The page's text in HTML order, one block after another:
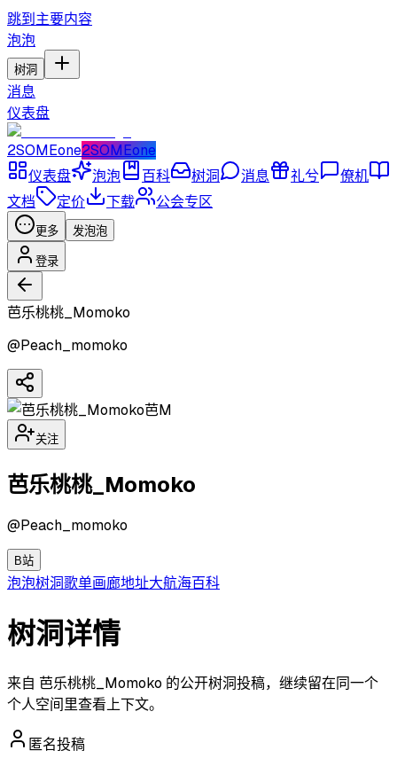
跳到主要内容
泡泡
树洞
消息
仪表盘
2SOMEone2SOMEone
仪表盘
泡泡 百科 树洞 消息 礼兮
僚机
文档
定价 下载 公会专区
更多 发泡泡
登录
芭乐桃桃_Momoko
@Peach_momoko
芭M
关注
芭乐桃桃_Momoko
@Peach_momoko
B站
泡泡树洞歌单画廊地址大航海百科
树洞详情
来自 芭乐桃桃_Momoko 的公开树洞投稿，继续留在同一个
个人空间里查看上下文。
匿名投稿